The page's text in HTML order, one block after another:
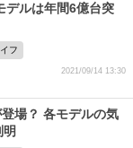
デルは年間6億台突
フ
2021/09/14 13:30
場？ 各モデルの気